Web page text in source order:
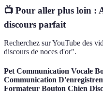
📺 Pour aller plus loin :
discours parfait
Recherchez sur YouTube des
discours de noces d'or".
Pet Communication Vocale
Communication
Formateur Bouton Chien